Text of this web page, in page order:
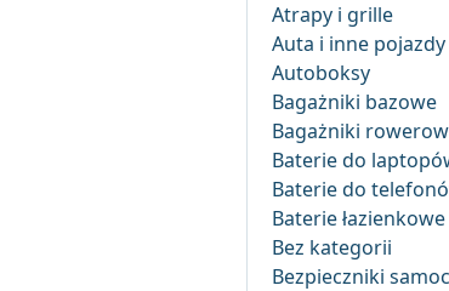
Atrapy i grille
Auta i inne
Autoboksy
Bagażniki bazowe
Bagażniki
Baterie do
Baterie do
Baterie łazienkowe
Bez kategorii
Bezpieczniki